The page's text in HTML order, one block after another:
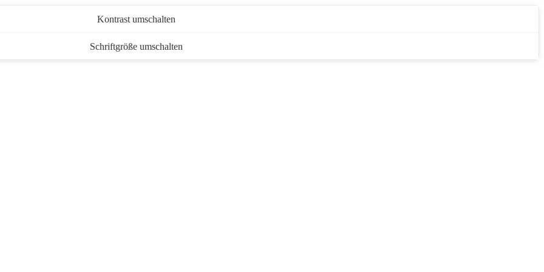
Kontrast umschalten
Schriftgröße umschalten